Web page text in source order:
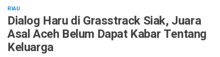
RIAU
Dialog Haru di Grasstrack Siak, Juara
Asal Aceh Belum Dapat Kabar Tentang
Keluarga